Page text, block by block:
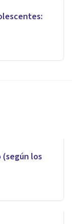
(según los